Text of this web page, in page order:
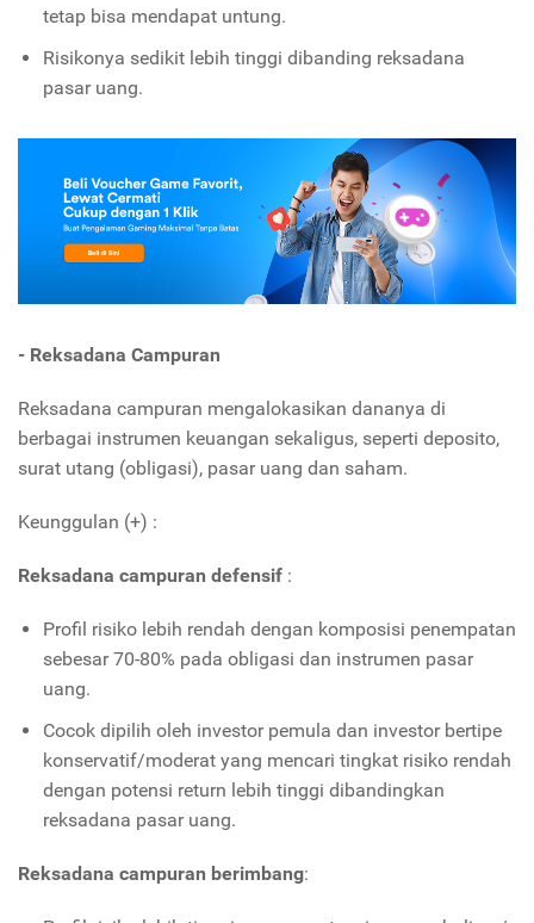
tetap bisa mendapat untung.
Risikonya sedikit lebih tinggi dibanding reksadana
pasar uang.
- Reksadana Campuran
Reksadana campuran mengalokasikan dananya di
berbagai instrumen keuangan sekaligus, seperti deposito,
surat utang (obligasi), pasar uang dan saham.
Keunggulan (+) :
Reksadana campuran defensif :
Profil risiko lebih rendah dengan komposisi penempatan
sebesar 70-80% pada obligasi dan instrumen pasar
uang.
Cocok dipilih oleh investor pemula dan investor bertipe
konservatif/moderat yang mencari tingkat risiko rendah
dengan potensi return lebih tinggi dibandingkan
reksadana pasar uang.
Reksadana campuran berimbang: